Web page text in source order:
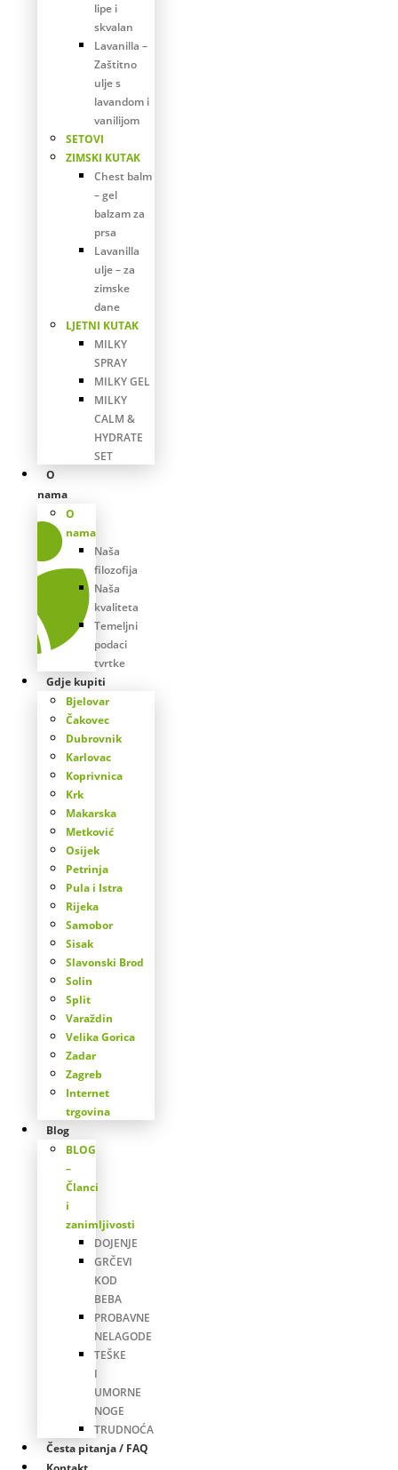
lipe i
skvalan
Lavanilla –
Zaštitno
ulje s
lavandom i
vanilijom
SETOVI
ZIMSKI KUTAK
Chest balm
– gel
balzam za
prsa
Lavanilla
ulje – za
zimske
dane
LJETNI KUTAK
MILKY
SPRAY
MILKY GEL
MILKY
CALM &
HYDRATE
SET
O
nama
O
nama
Naša
filozofija
Naša
kvaliteta
Temeljni
podaci
tvrtke
Gdje kupiti
Bjelovar
Čakovec
Dubrovnik
Karlovac
Koprivnica
Krk
Makarska
Metković
Osijek
Petrinja
Pula i Istra
Rijeka
Samobor
Sisak
Slavonski Brod
Solin
Split
Varaždin
Velika Gorica
Zadar
Zagreb
Internet
trgovina
Blog
BLOG
–
Članci
i
zanimljivosti
DOJENJE
GRČEVI
KOD
BEBA
PROBAVNE
NELAGODE
TEŠKE
I
UMORNE
NOGE
TRUDNOĆA
Česta pitanja / FAQ